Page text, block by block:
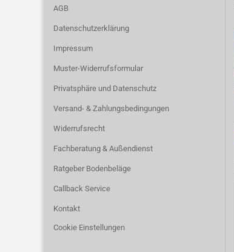
AGB
Datenschutzerklärung
Impressum
Muster-Widerrufsformular
Privatsphäre und Datenschutz
Versand- & Zahlungsbedingungen
Widerrufsrecht
Fachberatung & Außendienst
Ratgeber Bodenbeläge
Callback Service
Kontakt
Cookie Einstellungen